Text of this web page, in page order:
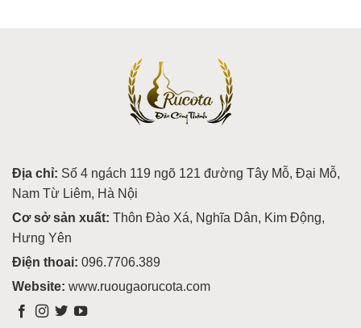
Địa chỉ: Số 4 ngách 119 ngõ 121 đường Tây Mỗ, Đại Mỗ,
Nam Từ Liêm, Hà Nội
Cơ sở sản xuất: Thôn Đào Xá, Nghĩa Dân, Kim Động,
Hưng Yên
Điện thoai: 096.7706.389
Website: www.ruougaorucota.com